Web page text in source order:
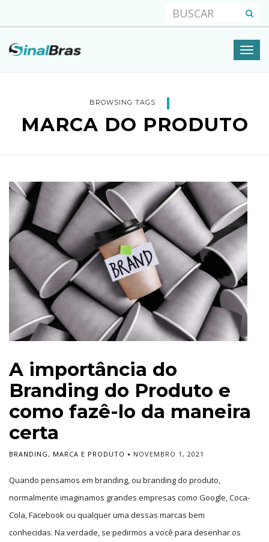
BROWSING TAGS
MARCA DO PRODUTO
A importância do
Branding do Produto e
como fazê-lo da maneira
certa
BRANDING, MARCA E PRODUTO NOVEMBRO 1, 2021
Quando pensamos em branding, ou branding do produto,
normalmente imaginamos grandes empresas como Google, Coca-
Cola, Facebook ou qualquer uma dessas marcas bem
conhecidas. Na verdade, se pedirmos a você para desenhar os